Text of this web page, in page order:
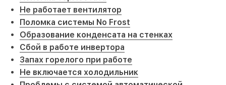
Не работает вентилятор
Поломка системы No Frost
Образование конденсата на стенках
Сбой в работе инвертора
Запах горелого при работе
Не включается холодильник